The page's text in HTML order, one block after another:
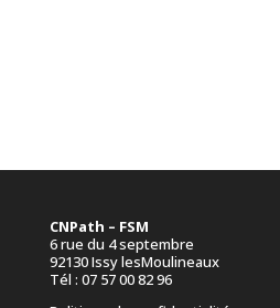
CNPath – FSM
6 rue du 4 septembre
92130 Issy lesMoulineaux
Tél : 07 57 00 82 96